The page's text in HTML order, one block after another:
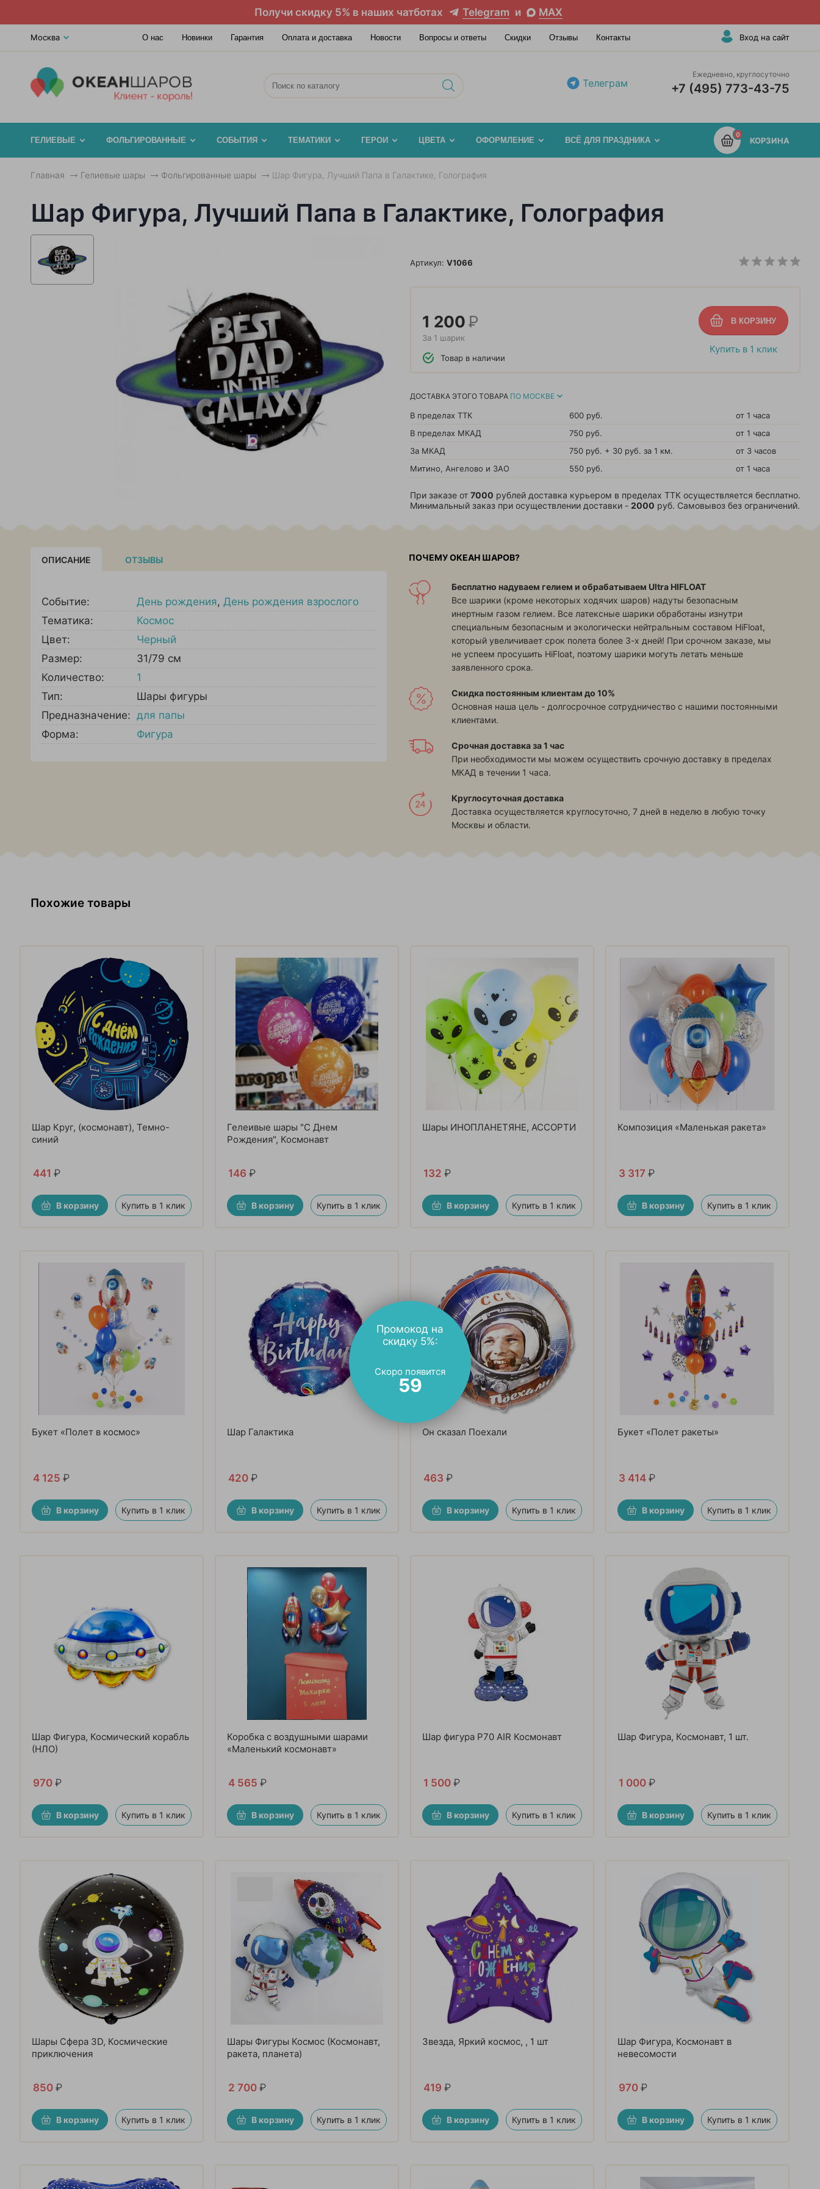
Получи скидку 5% в наших чатботах Telegram и MAX
Москва О нас Новинки Гарантия Оплата и доставка Новости Вопросы и ответы Скидки Отзывы Контакты Вход на сайт
Телеграм
Ежедневно, круглосуточно
+7 (495) 773-43-75
0
КОРЗИНА
ГЕЛИЕВЫЕ ФОЛЬГИРОВАННЫЕ СОБЫТИЯ ТЕМАТИКИ ГЕРОИ ЦВЕТА ОФОРМЛЕНИЕ ВСЁ ДЛЯ ПРАЗДНИКА
Главная Гелиевые шары Фольгированные шары Шар Фигура, Лучший Папа в Галактике, Голография
Шар Фигура, Лучший Папа в Галактике, Голография
Артикул: V1066
Купить в 1 клик
1 200Р
За 1 шарик
Товар в наличии
ДОСТАВКА ЭТОГО ТОВАРА ПО МОСКВЕ
В пределах ТТК 600 руб.
от 1 часа
В пределах МКАД
750 руб.
от 1 часа
За МКАД
750 руб. + 30 руб. за 1 км.
от 3 часов
Митино, Ангелово и ЗАО
550 руб. от 1 часа
При заказе от 7000 рублей доставка курьером в пределах ТТК осуществляется бесплатно.
Минимальный заказ при осуществлении доставки - 2000 руб. Самовывоз без ограничений.
ОПИСАНИЕ ОТЗЫВЫ
Событие: День рождения, День рождения взрослого
Тематика:
Космос
Цвет:
Черный
Размер:
31/79 см
Количество:
1
Тип:
Шары фигуры
Предназначение: для папы
Форма:
Фигура
ПОЧЕМУ ОКЕАН ШАРОВ?
Бесплатно надуваем гелием и обрабатываем Ultra HIFLOAT
Все шарики (кроме некоторых ходячих шаров) надуты безопасным
инертным газом гелием. Все латексные шарики обработаны изнутри
специальным безопасным и экологически нейтральным составом HiFloat,
который увеличивает срок полета более 3-х дней! При срочном заказе, мы
не успеем просушить HiFloat, поэтому шарики могуть летать меньше
заявленного срока.
Скидка постоянным клиентам до 10%
Основная наша цель - долгосрочное сотрудничество с нашими постоянными
клиентами.
Срочная доставка за 1 час
При необходимости мы можем осуществить срочную доставку в пределах
МКАД в течении 1 часа.
Круглосуточная доставка
Доставка осуществляется круглосуточно, 7 дней в неделю в любую точку
Москвы и области.
Похожие товары
Шар Круг, (космонавт), Темно-
синий
441 ₽
В корзину Купить в 1 клик
Гелеивые шары "С Днем
Рождения", Космонавт
146 ₽
В корзину Купить в 1 клик
Шары ИНОПЛАНЕТЯНЕ, АССОРТИ
132 ₽
В корзину Купить в 1 клик
Композиция «Маленькая ракета»
3 317 ₽
В корзину Купить в 1 клик
Букет «Полет в космос»
4 125 ₽
В корзину Купить в 1 клик
Шар Галактика
420 ₽
В корзину Купить в 1 клик
Он сказал Поехали
463 ₽
В корзину Купить в 1 клик
Букет «Полет ракеты»
3 414 ₽
В корзину Купить в 1 клик
Шар Фигура, Космический корабль
(НЛО)
970 ₽
В корзину Купить в 1 клик
Коробка с воздушными шарами
«Маленький космонавт»
4 565 ₽
В корзину Купить в 1 клик
Шар фигура P70 AIR Космонавт
1 500 ₽
В корзину Купить в 1 клик
Шар Фигура, Космонавт, 1 шт.
1 000 ₽
В корзину Купить в 1 клик
Шары Сфера 3D, Космические
приключения
850 ₽
В корзину Купить в 1 клик
Шары Фигуры Космос (Космонавт,
ракета, планета)
2 700 ₽
В корзину Купить в 1 клик
Звезда, Яркий космос, , 1 шт
419 ₽
В корзину Купить в 1 клик
Шар Фигура, Космонавт в
невесомости
970 ₽
В корзину Купить в 1 клик
Промокод на
скидку 5%:
Скоро появится
57